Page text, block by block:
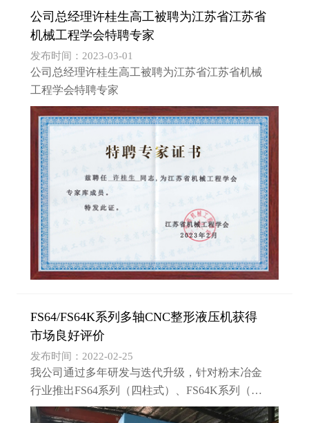
公司总经理许桂生高工被聘为江苏省江苏省
机械工程学会特聘专家
发布时间：2023-03-01
公司总经理许桂生高工被聘为江苏省江苏省机械
工程学会特聘专家
FS64/FS64K系列多轴CNC整形液压机获得
市场良好评价
发布时间：2022-02-25
我公司通过多年研发与迭代升级，针对粉末冶金
行业推出FS64系列（四柱式）、FS64K系列（框
架式）整形液压机，压机的模架结构有：上1下